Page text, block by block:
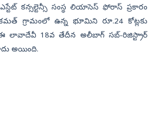
కన్సల్టెన్సీ సంస్థ లియాసెస్ ఫోరాస్‌ ప్రకారం
గ్రామంలో ఉన్న భూమిని రూ.24 కోట్లకు
లావాదేవీ 18వ తేదీన అలీబాగ్ సబ్-రిజిస్ట్రార్
అయింది.